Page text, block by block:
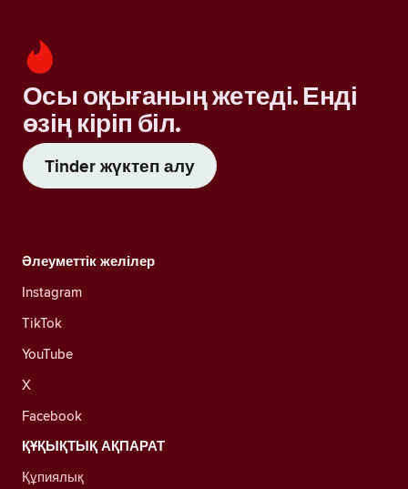
Осы оқығаның жетеді. Енді
өзің кіріп біл.
Tinder жүктеп алу
Әлеуметтік желілер
Instagram
TikTok
YouTube
X
Facebook
ҚҰҚЫҚТЫҚ АҚПАРАТ
Құпиялық